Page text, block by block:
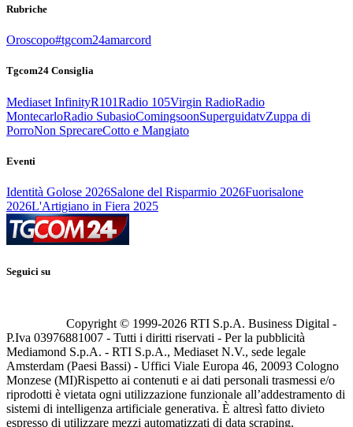
Rubriche
Oroscopo#tgcom24amarcord
Tgcom24 Consiglia
Mediaset InfinityR101Radio 105Virgin RadioRadio
MontecarloRadio SubasioComingsoonSuperguidatvZuppa di
PorroNon SprecareCotto e Mangiato
Eventi
Identità Golose 2026Salone del Risparmio 2026Fuorisalone
2026L'Artigiano in Fiera 2025
Seguici su
Copyright © 1999-2026 RTI S.p.A. Business Digital -
P.Iva 03976881007 - Tutti i diritti riservati - Per la pubblicità
Mediamond S.p.A. - RTI S.p.A., Mediaset N.V., sede legale
Amsterdam (Paesi Bassi) - Uffici Viale Europa 46, 20093 Cologno
Monzese (MI)Rispetto ai contenuti e ai dati personali trasmessi e/o
riprodotti è vietata ogni utilizzazione funzionale all’addestramento di
sistemi di intelligenza artificiale generativa. È altresì fatto divieto
espresso di utilizzare mezzi automatizzati di data scraping.